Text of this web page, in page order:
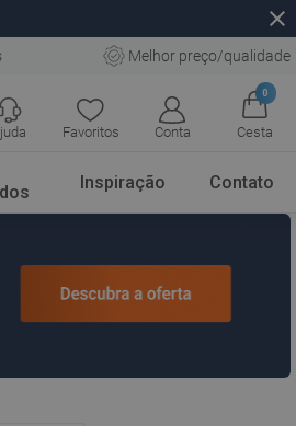
close
Melhor preço/qualidade
Favoritos Conta
0
Cesta
Inspiração Contato